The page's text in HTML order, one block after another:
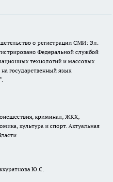
о регистрации СМИ: Эл.
Федеральной службой
технологий и массовых
государственный язык
криминал, ЖКХ,
культура и спорт. Актуальная
Ю.С.